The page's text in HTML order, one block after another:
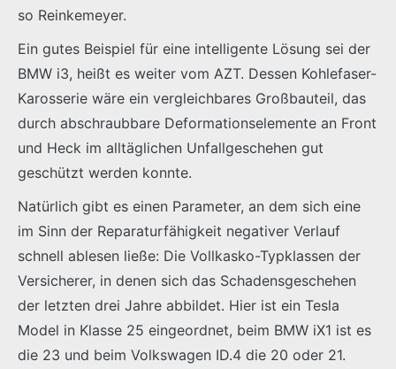
so Reinkemeyer.
Ein gutes Beispiel für eine intelligente Lösung sei der
BMW i3, heißt es weiter vom AZT. Dessen Kohlefaser-
Karosserie wäre ein vergleichbares Großbauteil, das
durch abschraubbare Deformationselemente an Front
und Heck im alltäglichen Unfallgeschehen gut
geschützt werden konnte.
Natürlich gibt es einen Parameter, an dem sich eine
im Sinn der Reparaturfähigkeit negativer Verlauf
schnell ablesen ließe: Die Vollkasko-Typklassen der
Versicherer, in denen sich das Schadensgeschehen
der letzten drei Jahre abbildet. Hier ist ein Tesla
Model in Klasse 25 eingeordnet, beim BMW iX1 ist es
die 23 und beim Volkswagen ID.4 die 20 oder 21.